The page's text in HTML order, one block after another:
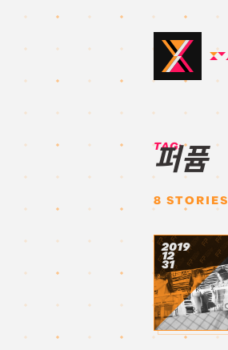
TAG:
퍼퓸
8 STORIES
2019
12
31